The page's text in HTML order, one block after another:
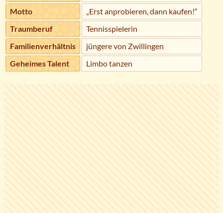
Motto
„Erst anprobieren, dann kaufen!“
Traumberuf
Tennisspielerin
Familienverhältnis
jüngere von Zwillingen
Geheimes Talent
Limbo tanzen